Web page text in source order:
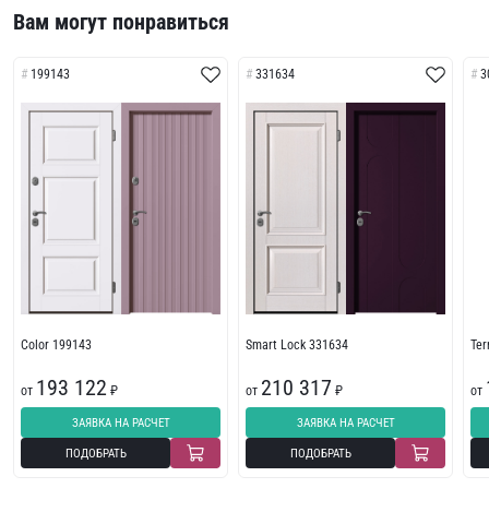
Вам могут понравиться
199143
Color 199143
от 193 122 ₽
ЗАЯВКА НА РАСЧЕТ
ПОДОБРАТЬ
331634
Smart Lock 331634
от 210 317 ₽
ЗАЯВКА НА РАСЧЕТ
ПОДОБРАТЬ
от